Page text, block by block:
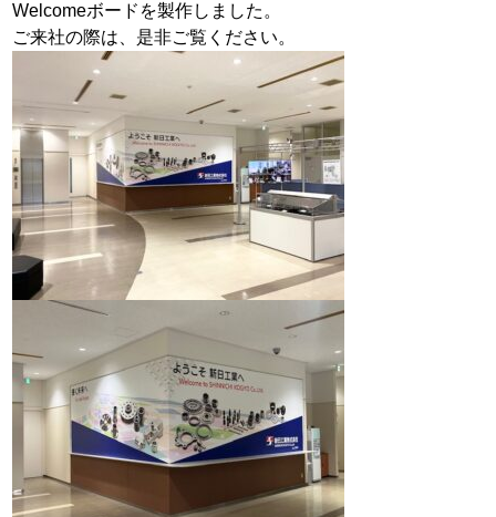
Welcomeボードを製作しました。
ご来社の際は、是非ご覧ください。